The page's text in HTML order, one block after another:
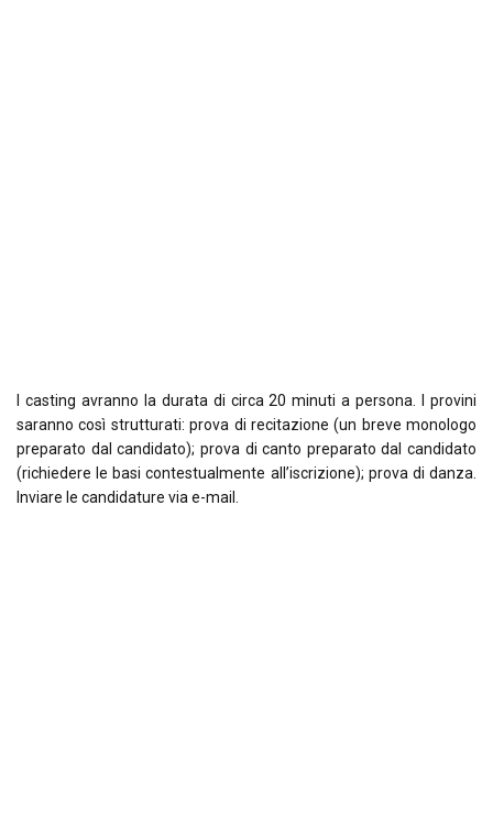
I casting avranno la durata di circa 20 minuti a persona. I provini
saranno così strutturati: prova di recitazione (un breve monologo
preparato dal candidato); prova di canto preparato dal candidato
(richiedere le basi contestualmente all’iscrizione); prova di danza.
Inviare le candidature via e-mail.